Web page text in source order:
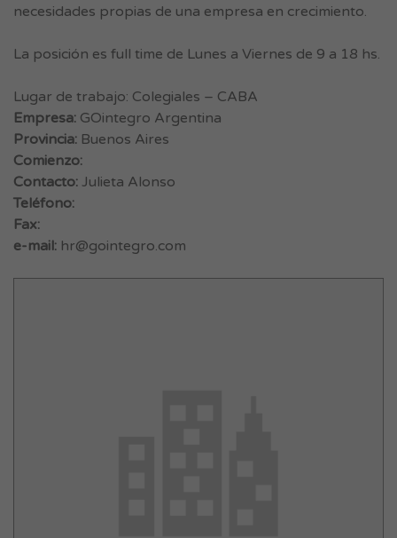
necesidades propias de una empresa en crecimiento.
La posición es full time de Lunes a Viernes de 9 a 18 hs.
Lugar de trabajo: Colegiales – CABA
Empresa: GOintegro Argentina
Provincia: Buenos Aires
Comienzo:
Contacto: Julieta Alonso
Teléfono:
Fax:
e-mail: hr@gointegro.com